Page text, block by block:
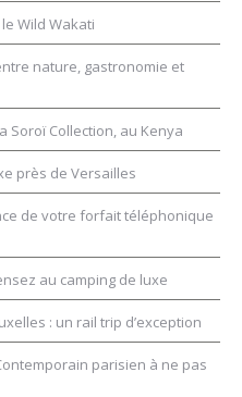
Wild Wakati
nature, gastronomie et
Soroï Collection, au Kenya
près de Versailles
de votre forfait téléphonique
au camping de luxe
: un rail trip d’exception
parisien à ne pas